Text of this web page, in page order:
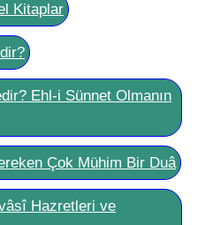
Kitaplar
Ehl-i Sünnet Olmanın
Çok Mühim Bir Duâ
Hazretleri ve